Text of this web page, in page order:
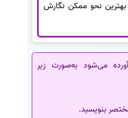
بهترین نحو ممکن نگارش
می‌شود به‌صورت زیر
بنویسید.